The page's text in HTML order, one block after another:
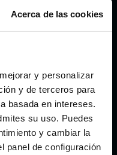
Acerca de las cookies
y personalizar
y de terceros para
basada en intereses.
su uso. Puedes
y cambiar la
panel de configuración